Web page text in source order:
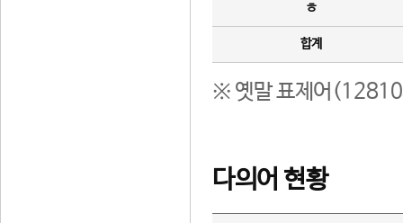
ㅎ
합계
※ 옛말 표제어(12810
다의어 현황